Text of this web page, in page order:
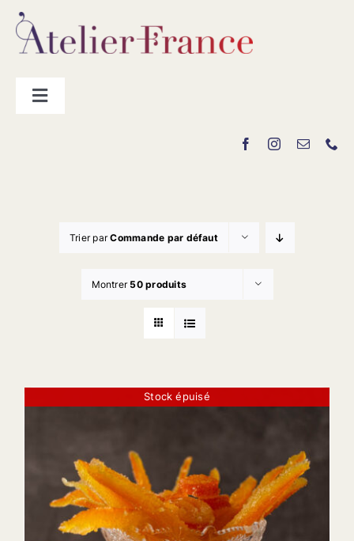
Passer
contenu
Toggle
Trier parCommande par défaut
Montrer50 produits
Stock épuisé